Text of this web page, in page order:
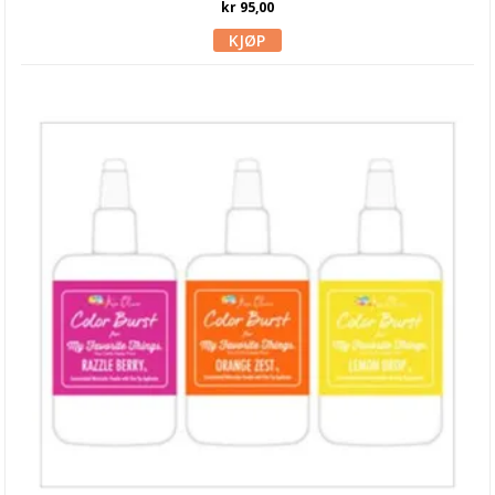
Perfect Pearl
Picket Fence
Simon Hurley
Stamperia Paste & pigment
StazOn Ink
Stickles glitterlim
VersaColor
kr 95,00